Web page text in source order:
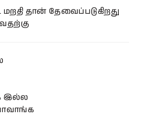
மறதி தான் தேவைப்படுகிறது
இல்ல